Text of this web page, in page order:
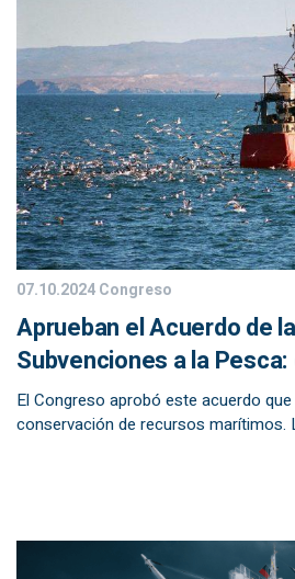
07.10.2024Congreso
Aprueban el Acuerdo de
Subvenciones a la
El Congreso aprobó este acuerdo
conservación de recursos marítimos.